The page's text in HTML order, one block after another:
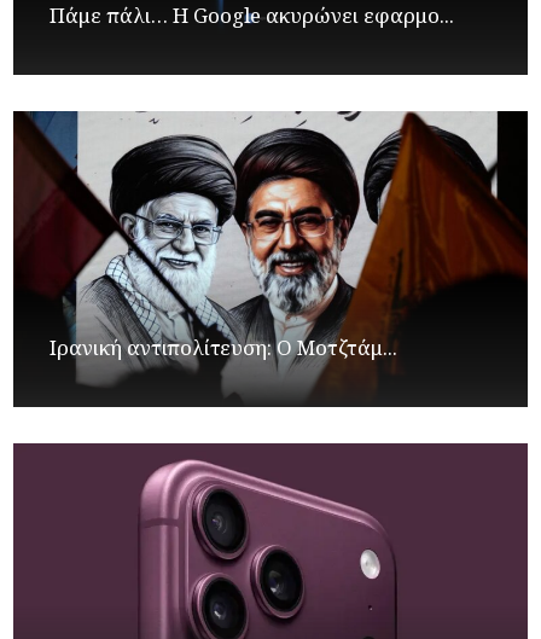
Πάμε πάλι… Η Google ακυρώνει εφαρμο...
Ιρανική αντιπολίτευση: Ο Μοτζτάμ...